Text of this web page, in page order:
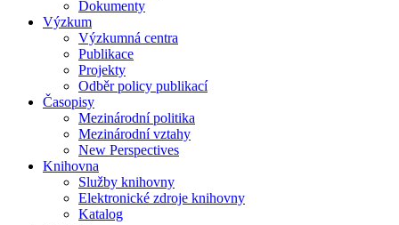
Dokumenty
Výzkum
Výzkumná centra
Publikace
Projekty
Odběr policy publikací
Časopisy
Mezinárodní politika
Mezinárodní vztahy
New Perspectives
Knihovna
Služby knihovny
Elektronické zdroje knihovny
Katalog